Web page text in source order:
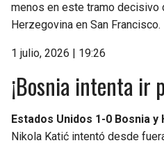
menos en este tramo decisivo
Herzegovina en San Francisco.
1 julio, 2026 | 19:26
¡Bosnia intenta ir
Estados Unidos 1-0 Bosnia
Nikola Katić intentó desde